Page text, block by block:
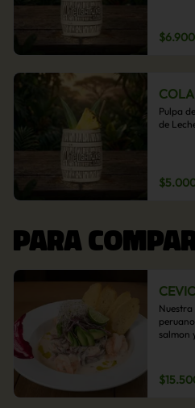
$6.900
Pulpa
de
PARA
salmon